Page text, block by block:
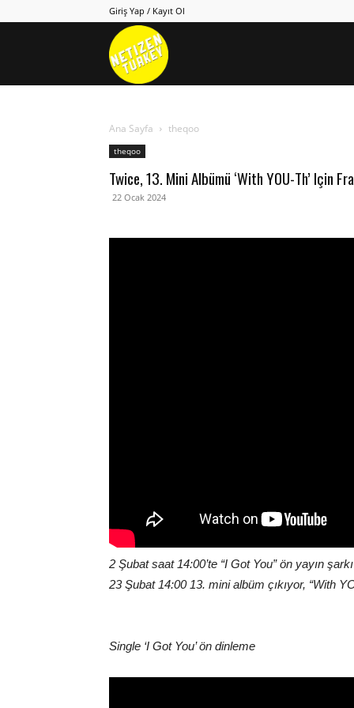
Giriş Yap / Kayıt Ol
Netizen
Ana Sayfa theqoo
theqoo
Twice, 13. Mini Albümü ‘With YOU-Th’ Için
22 Ocak 2024
2 Şubat saat 14:00’te “I Got You” ön yayın şarkı
23 Şubat 14:00 13. mini albüm çıkıyor, “With
Single ‘I Got You’ ön dinleme